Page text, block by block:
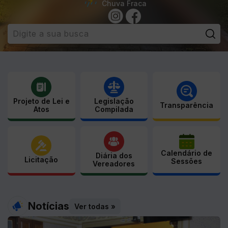
Chuva Fraca
Projeto de Lei e
Atos
Legislação
Compilada
Transparência
Licitação
Diária dos
Vereadores
Calendário de
Sessões
Notícias Ver todas »